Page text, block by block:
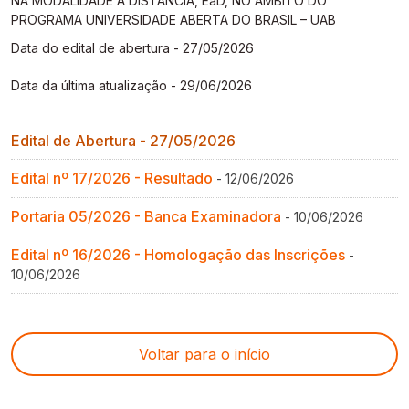
PROGRAMA UNIVERSIDADE ABERTA DO BRASIL – UAB
Data do edital de abertura - 27/05/2026
Data da última atualização - 29/06/2026
Edital de Abertura - 27/05/2026
Edital nº 17/2026 - Resultado - 12/06/2026
Portaria 05/2026 - Banca Examinadora - 10/06/2026
Edital nº 16/2026 - Homologação das Inscrições -
10/06/2026
Voltar para o início
Gestão de Ambientes Promotores de Inovação
Especialização em Gestão de Ambientes de
Docência na Educação Infantil [DINF]
Gestão de Ambientes Promotores de Inovação
Especialização em Gestão de Ambientes de
Docência na Educação Infantil [DINF]
Gestão de Ambientes Promotores de Inovação
Especialização em Gestão de Ambientes de
Docência na Educação Infantil [DINF]
Gestão de Ambientes Promotores de Inovação
Especialização em Gestão de Ambientes de
Docência na Educação Infantil [DINF]
Gestão de Ambientes Promotores de Inovação
Especialização em Gestão de Ambientes de
Docência na Educação Infantil [DINF]